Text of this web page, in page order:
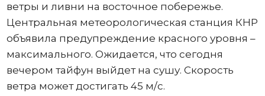
ветры и ливни на восточное побережье.
Центральная метеорологическая станция КНР
объявила предупреждение красного уровня –
максимального. Ожидается, что сегодня
вечером тайфун выйдет на сушу. Скорость
ветра может достигать 45 м/с.